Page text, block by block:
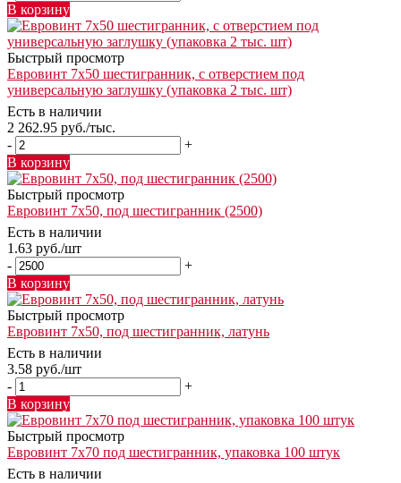
В корзину
Быстрый просмотр
Евровинт 7х50 шестигранник, с отверстием под
универсальную заглушку (упаковка 2 тыс. шт)
Есть в наличии
2 262.95 руб./тыс.
-
+
В корзину
Быстрый просмотр
Евровинт 7х50, под шестигранник (2500)
Есть в наличии
1.63 руб./шт
-
+
В корзину
Быстрый просмотр
Евровинт 7х50, под шестигранник, латунь
Есть в наличии
3.58 руб./шт
-
+
В корзину
Быстрый просмотр
Евровинт 7х70 под шестигранник, упаковка 100 штук
Есть в наличии